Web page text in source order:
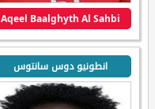
Aqeel Baalghyth Al Sahbi
انطونيو دوس سانتوس